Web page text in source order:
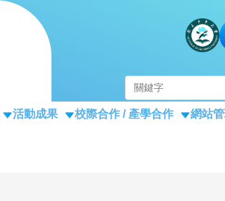
活動成果 校際合作 / 產學合作 網站